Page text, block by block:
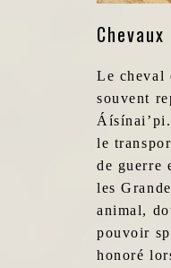
Chevaux
Le cheval
souvent
le
de guerre
les
animal,
pouvoir
honoré